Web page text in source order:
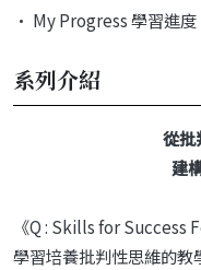
• My Progress 學習進度
系列介紹
從批
建
《Q : Skills for
學習培養批判性思維的